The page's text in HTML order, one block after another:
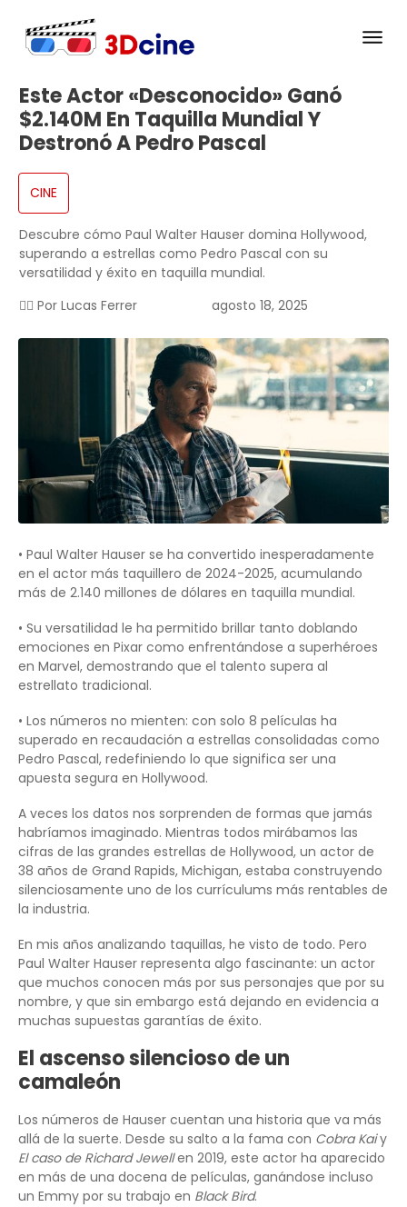
Este Actor «desconocido» Ganó
$2.140M En Taquilla Mundial Y
Destronó A Pedro Pascal
CINE
Descubre cómo Paul Walter Hauser domina Hollywood,
superando a estrellas como Pedro Pascal con su
versatilidad y éxito en taquilla mundial.
✍🏻 Por Lucas Ferrer agosto 18, 2025
• Paul Walter Hauser se ha convertido inesperadamente
en el actor más taquillero de 2024-2025, acumulando
más de 2.140 millones de dólares en taquilla mundial.
• Su versatilidad le ha permitido brillar tanto doblando
emociones en Pixar como enfrentándose a superhéroes
en Marvel, demostrando que el talento supera al
estrellato tradicional.
• Los números no mienten: con solo 8 películas ha
superado en recaudación a estrellas consolidadas como
Pedro Pascal, redefiniendo lo que significa ser una
apuesta segura en Hollywood.
A veces los datos nos sorprenden de formas que jamás
habríamos imaginado. Mientras todos mirábamos las
cifras de las grandes estrellas de Hollywood, un actor de
38 años de Grand Rapids, Michigan, estaba construyendo
silenciosamente uno de los currículums más rentables de
la industria.
En mis años analizando taquillas, he visto de todo. Pero
Paul Walter Hauser representa algo fascinante: un actor
que muchos conocen más por sus personajes que por su
nombre, y que sin embargo está dejando en evidencia a
muchas supuestas garantías de éxito.
El ascenso silencioso de un
camaleón
Los números de Hauser cuentan una historia que va más
allá de la suerte. Desde su salto a la fama con Cobra Kaiy
El caso de Richard Jewellen 2019, este actor ha aparecido
en más de una docena de películas, ganándose incluso
un Emmy por su trabajo en Black Bird.